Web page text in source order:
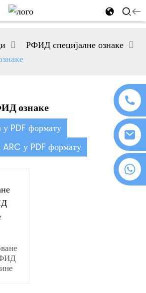
РФИД специјалне ознаке
ознаке
у PDF формату
ARC у PDF формату